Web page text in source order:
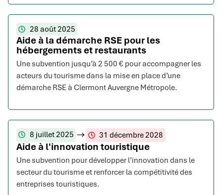
28 août 2025
Aide à la démarche RSE pour les
hébergements et restaurants
Une subvention jusqu’à 2 500 € pour accompagner les
acteurs du tourisme dans la mise en place d’une
démarche RSE à Clermont Auvergne Métropole.
8 juillet 2025 31 décembre 2028
Aide à l'innovation touristique
Une subvention pour développer l’innovation dans le
secteur du tourisme et renforcer la compétitivité des
entreprises touristiques.